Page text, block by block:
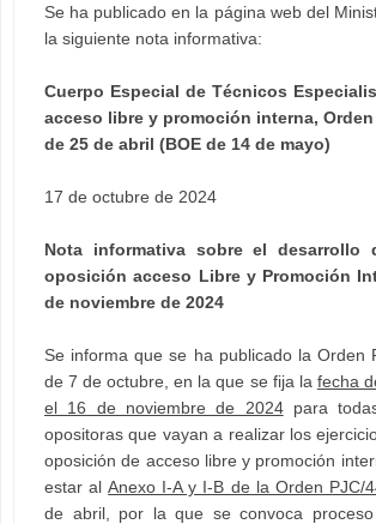
Se ha publicado en la página web del
la siguiente nota informativa:
Cuerpo Especial de Técnicos
acceso libre y promoción interna, Orden
de 25 de abril (BOE de 14 de mayo)
17 de octubre de 2024
Nota informativa sobre el desarrollo
oposición acceso Libre y Promoción
de noviembre de 2024
Se informa que se ha publicado la Orden
de 7 de octubre, en la que se fija la fecha
el 16 de noviembre de 2024para
opositoras que vayan a realizar los
oposición de acceso libre y promoción
estar alAnexo I-A y I-B de la Orden PJC/
de abril, por la que se convoca